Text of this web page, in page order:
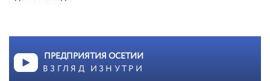
ПРЕДПРИЯТИЯ ОСЕТИИ
ВЗГЛЯД ИЗНУТРИ